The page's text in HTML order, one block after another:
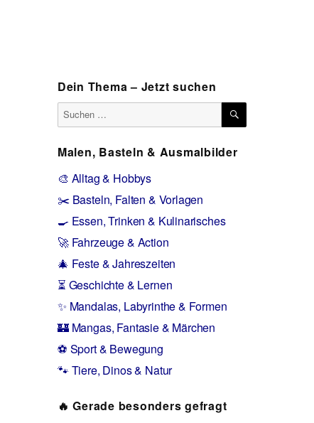
Dein Thema – Jetzt suchen
Suchen
nach:
SUCHEN
Malen, Basteln & Ausmalbilder
🎨 Alltag & Hobbys
✂️ Basteln, Falten & Vorlagen
🍳 Essen, Trinken & Kulinarisches
🚀 Fahrzeuge & Action
🎄 Feste & Jahreszeiten
⏳ Geschichte & Lernen
✨ Mandalas, Labyrinthe & Formen
🏰 Mangas, Fantasie & Märchen
⚽ Sport & Bewegung
🐾 Tiere, Dinos & Natur
🔥 Gerade besonders gefragt